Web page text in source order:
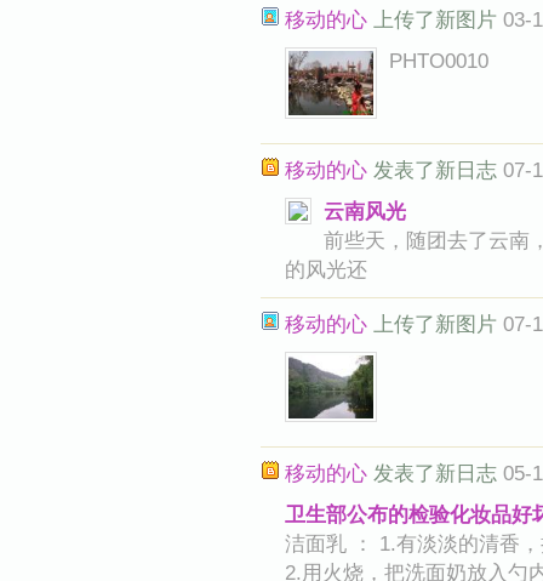
移动的心 上传了新图片 03-
PHTO0010
移动的心 发表了新日志 07-
云南风光
前些天，随团去了云南
的风光还
移动的心 上传了新图片 07-
移动的心 发表了新日志 05-
卫生部公布的检验化妆品好
洁面乳 ： 1.有淡淡的清香
2.用火烧，把洗面奶放入勺